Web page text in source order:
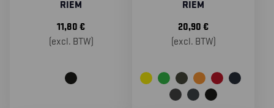
RIEM
11,80 €
(excl. BTW)
RIEM
20,90 €
(excl. BTW)